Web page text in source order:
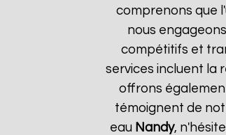
comprenons que
nous
compétitifs et
services incluent la
offrons
témoignent de
eau Nandy,